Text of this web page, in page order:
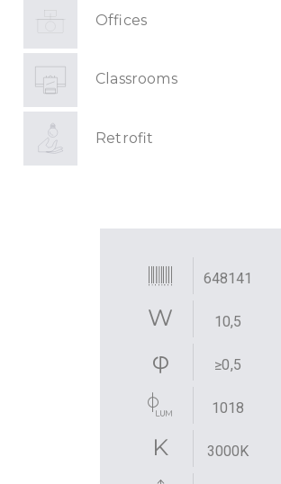
Offices
Classrooms
Retrofit
648141
10,5
≥0,5
1018
3000K